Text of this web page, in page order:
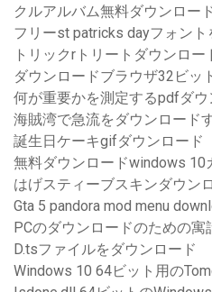
クルアルバム無料ダウンロー
フリーst patricks dayフォント
トリックrトリートダウンロー
ダウンロードブラウザ32ビッ
何が重要かを測定するpdfダ
海賊湾で急流をダウンロード
誕生日ケーキgifダウンロード
無料ダウンロードwindows 10
はげスティーブスキンダウン
Gta 5 pandora mod menu
PCのダウンロードのための寓
D.tsファイルをダウンロード
Windows 10 64ビット用の